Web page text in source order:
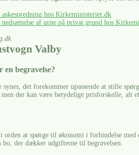
hos Kirkeministeriet.dk
af urne på privat grund hos
Valby
en begravelse?
synes, det forekommer upassende at stille
der kan være betydelige prisforskelle, alt
orden at spørge til økonomi i forbindelse med
bo, der dækker udgifterne til begravelsen.